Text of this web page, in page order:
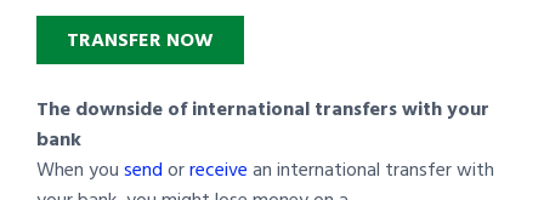
TRANSFER NOW
The downside of international transfers with your
bank
When yousendorreceivean international transfer with